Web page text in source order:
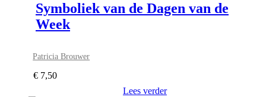
Symboliek van de Dagen van de
Week
Patricia Brouwer
€ 7,50
Lees verder